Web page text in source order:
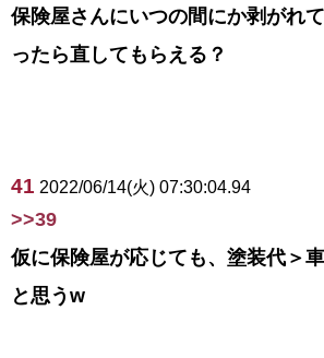
保険屋さんにいつの間にか剥がれ
ったら直してもらえる？
41 2022/06/14(火) 07:30:04.94
>>39
仮に保険屋が応じても、塗装代＞
と思うw